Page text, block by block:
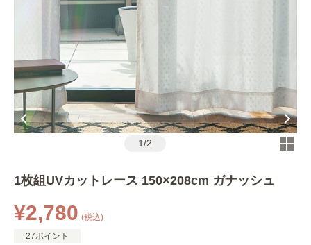
1/2
1枚組UVカットレース 150×208cm ガナッシュ
¥2,780 (税込)
27ポイント